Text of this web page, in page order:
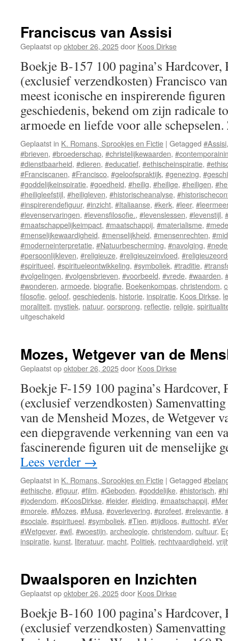
Franciscus van Assisi
Geplaatst opoktober 26, 2025door Koos Dirkse
Boekje B-157 100 pagina’s
(exclusief verzendkosten) Francisco
meest iconische en inspirerende
geschiedenis, bekend om zijn radicale
armoede en liefde voor alle
Geplaatst in K. Romans, Sprookjes en Fictie | Getagged #Assisi
#brieven, #broederschap, #christelijkewaarden,
#dienstbaarheid, #dieren, #educatief, #ethischeinspiratie,
#Franciscanen, #Francisco, #geloofspraktijk, #genezing,
#goddelijkeinspiratie, #goedheid, #heilig, #heilige, #heiligen,
#heiligleefstijl, #heiligleven, #historischeanalyse,
#inspirerendefiguur, #inzicht, #Italiaanse, #kerk, #leer,
#levenservaringen, #levensfilosofie., #levenslessen, #levenstijl,
#maatschappelijkeimpact, #maatschappij, #materialisme,
#menselijkewaardigheid, #menselijkheid, #mensenrechten,
#moderneinterpretatie, #Natuurbescherming, #navolging,
#persoonlijkleven, #religieuze, #religieuzeinvloed,
#spiritueel, #spiritueleontwikkeling, #symboliek, #traditie,
#volgelingen, #volgensbrieven, #voorbeeld, #vrede, #waarden,
#wonderen, armoede, biografie, Boekenkompas, christendom,
filosofie, geloof, geschiedenis, historie, inspiratie, Koos Dirkse,
moraliteit, mystiek, natuur, oorsprong, reflectie, religie,
uitgeschakeld
Assisi
Mozes, Wetgever van de
Geplaatst opoktober 26, 2025door Koos Dirkse
Boekje F-159 100 pagina’s Hardcover,
(exclusief verzendkosten)
van de Mensheid Mozes, de Wetgever
een diepgravende verkenning van een
fascinerende figuren uit de menselijke
Lees verder →
Geplaatst in K. Romans, Sprookjes en Fictie | Getagged
#ethische, #figuur, #film, #Geboden, #goddelijke, #historisch,
#jodendom, #KoosDirkse, #leider, #leiding, #maatschappij,
#morele, #Mozes, #Musa, #overlevering, #profeet, #relevantie,
#sociale, #spiritueel, #symboliek, #Tien, #tijdloos, #uittocht,
#Wetgever, #wil, #woestijn, archeologie, christendom, cultuur,
inspiratie, kunst, literatuur, macht, Politiek, rechtvaardigheid,
Dwaalsporen en Inzichten
Geplaatst opoktober 26, 2025door Koos Dirkse
Boekje B-160 100 pagina’s
(exclusief verzendkosten)